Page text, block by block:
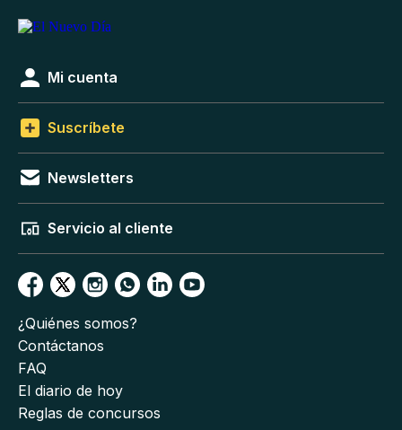
Mi cuenta
Suscríbete
Newsletters
Servicio al cliente
¿Quiénes somos?
Contáctanos
FAQ
El diario de hoy
Reglas de concursos